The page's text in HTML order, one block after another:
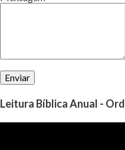
Leitura Bíblica Anual -